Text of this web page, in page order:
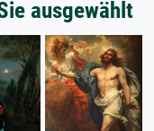
ausgewählt